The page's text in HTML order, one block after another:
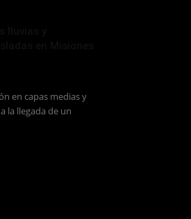
en capas medias y
la llegada de un